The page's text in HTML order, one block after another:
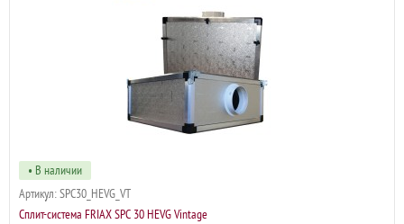
• В наличии
Артикул: SPC30_HEVG_VT
Сплит-система FRIAX SPC 30 HEVG Vintage